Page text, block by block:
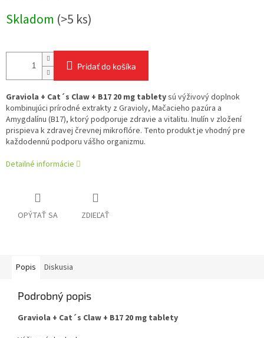
cena:
Skladom (>5 ks)
Pridať do košíka
Graviola + Cat´s Claw + B17 20 mg tabletysú výživový doplnok
kombinujúci prírodné extrakty z Gravioly, Mačacieho pazúra a
Amygdalínu (B17), ktorý podporuje zdravie a vitalitu. Inulín v zložení
prispieva k zdravej črevnej mikroflóre. Tento produkt je vhodný pre
každodennú podporu vášho organizmu.
Detailné informácie
OPÝTAŤ SA ZDIEĽAŤ
Popis Diskusia
Podrobný popis
Graviola + Cat´s Claw + B17 20 mg tablety